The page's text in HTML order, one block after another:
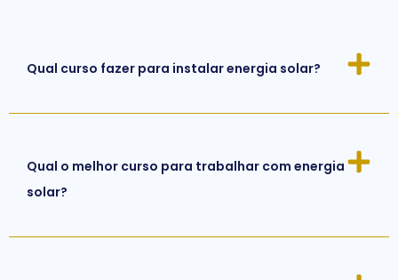
Qual curso fazer para instalar energia solar?
Qual o melhor curso para trabalhar com energia
solar?